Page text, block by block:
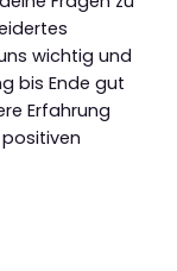
wichtig und
bis Ende gut
Erfahrung